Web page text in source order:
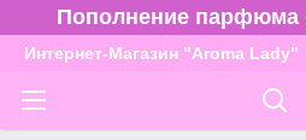
Пополнение
Интернет-Магазин "Aroma Lady"